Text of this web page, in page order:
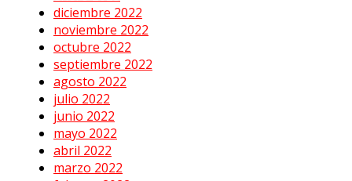
diciembre 2022
noviembre 2022
octubre 2022
septiembre 2022
agosto 2022
julio 2022
junio 2022
mayo 2022
abril 2022
marzo 2022